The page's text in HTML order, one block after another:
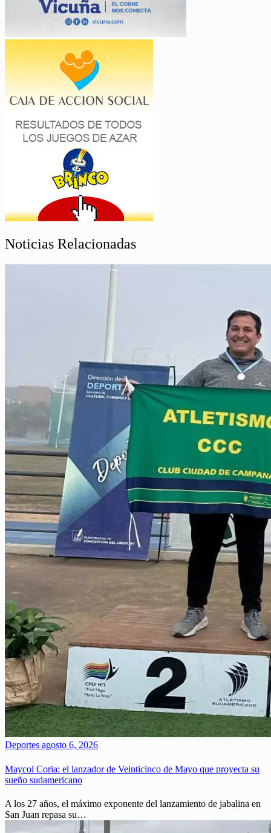
Noticias Relacionadas
Deportes agosto 6, 2026
Maycol Coria: el lanzador de Veinticinco de Mayo que proyecta su
sueño sudamericano
A los 27 años, el máximo exponente del lanzamiento de jabalina en
San Juan repasa su…